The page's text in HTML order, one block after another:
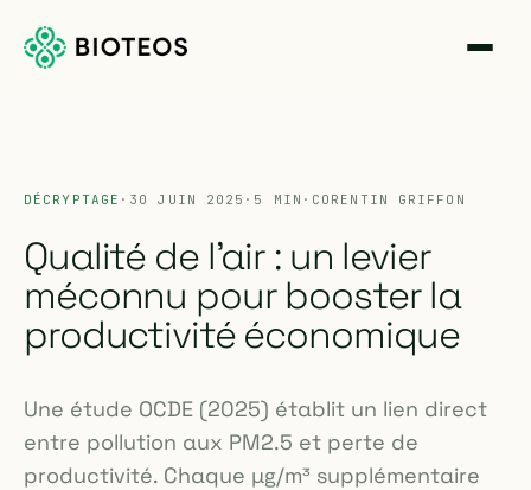
DÉCRYPTAGE · 30 JUIN 2025 · 5 MIN · CORENTIN GRIFFON
Qualité de l'air : un levier
méconnu pour booster la
productivité économique
Une étude OCDE (2025) établit un lien direct
entre pollution aux PM2.5 et perte de
productivité. Chaque µg/m³ supplémentaire